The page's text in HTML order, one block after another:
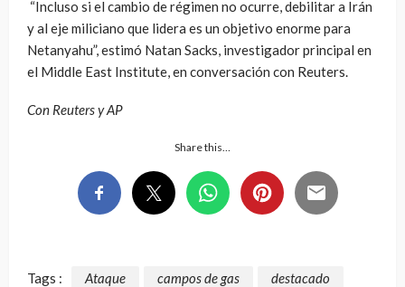
“Incluso si el cambio de régimen no ocurre, debilitar a Irán
y al eje miliciano que lidera es un objetivo enorme para
Netanyahu”, estimó Natan Sacks, investigador principal en
el Middle East Institute, en conversación con Reuters.
Con Reuters y AP
Share this…
Tags : Ataque campos de gas
destacado